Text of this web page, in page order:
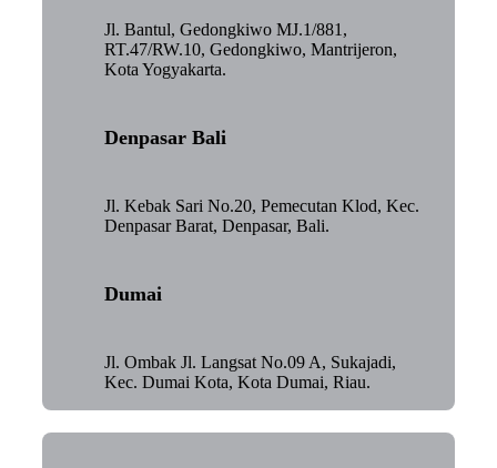
Jl. Bantul, Gedongkiwo MJ.1/881,
RT.47/RW.10, Gedongkiwo, Mantrijeron,
Kota Yogyakarta.
Denpasar Bali
Jl. Kebak Sari No.20, Pemecutan Klod, Kec.
Denpasar Barat, Denpasar, Bali.
Dumai
Jl. Ombak Jl. Langsat No.09 A, Sukajadi,
Kec. Dumai Kota, Kota Dumai, Riau.